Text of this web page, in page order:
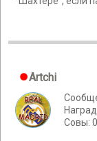
Artchi
Cовы: 0